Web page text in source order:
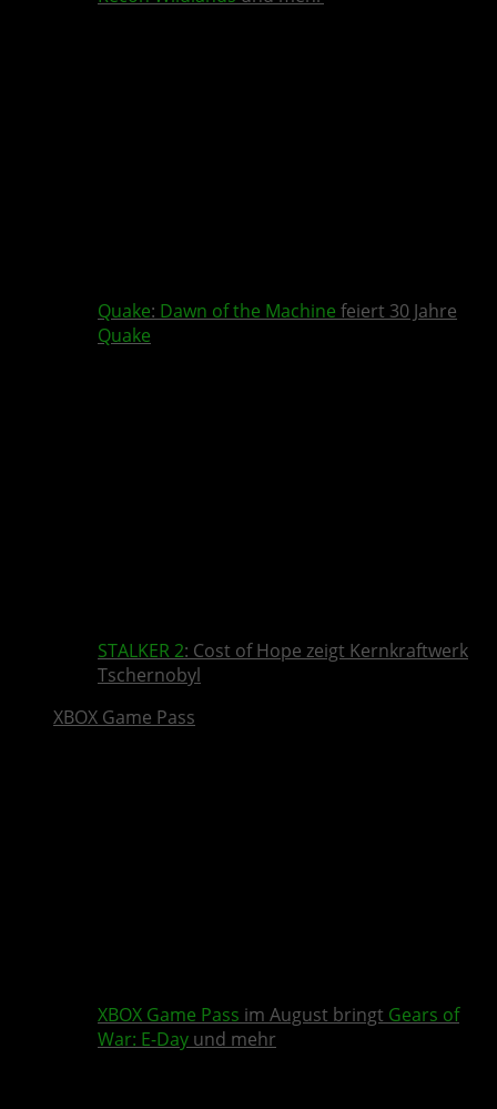
Quake: Dawn of the Machine feiert 30 Jahre
Quake
STALKER 2: Cost of Hope zeigt Kernkraftwerk
Tschernobyl
XBOX Game Pass
XBOX Game Pass im August bringt Gears of
War: E-Day und mehr